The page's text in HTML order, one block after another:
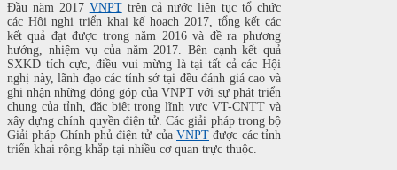
Đầu năm 2017 VNPTtrên cả nước liên tục tổ chức
các Hội nghị triển khai kế hoạch 2017, tổng kết các
kết quả đạt được trong năm 2016 và đề ra phương
hướng, nhiệm vụ của năm 2017. Bên cạnh kết quả
SXKD tích cực, điều vui mừng là tại tất cả các Hội
nghị này, lãnh đạo các tỉnh sở tại đều đánh giá cao và
ghi nhận những đóng góp của VNPT với sự phát triển
chung của tỉnh, đặc biệt trong lĩnh vực VT-CNTT và
xây dựng chính quyền điện tử. Các giải pháp trong bộ
Giải pháp Chính phủ điện tử củaVNPT được các tỉnh
triển khai rộng khắp tại nhiều cơ quan trực thuộc.